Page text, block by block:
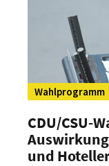
Wahlprogramm
CDU/CSU-
und